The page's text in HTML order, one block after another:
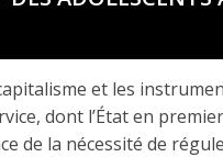
et les
dont l’État en
de la nécessité de